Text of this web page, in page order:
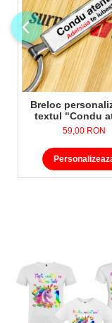
Breloc
textul "Condu
59,00 RON